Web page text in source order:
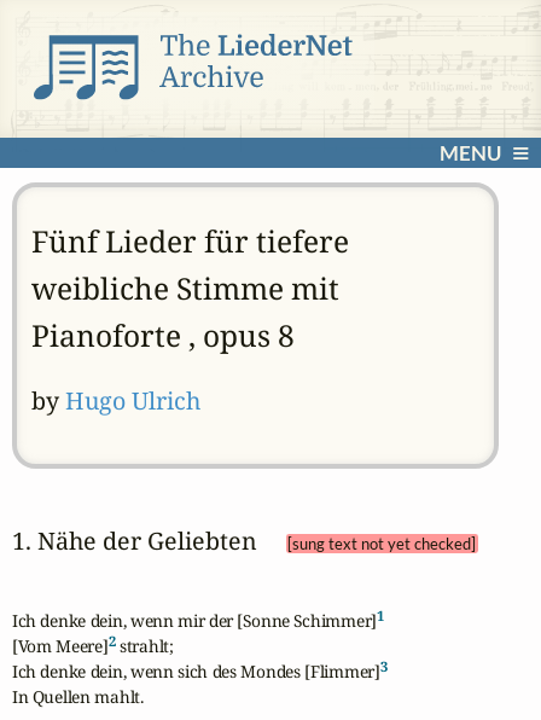
MENU
Fünf Lieder für tiefere
weibliche Stimme mit
Pianoforte , opus 8
byHugo Ulrich
1. Nähe der Geliebten [sung text not yet checked]
Ich denke dein, wenn mir der [Sonne Schimmer]1
[Vom Meere]2 strahlt;
Ich denke dein, wenn sich des Mondes [Flimmer]3
In Quellen mahlt.